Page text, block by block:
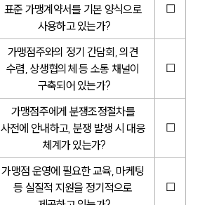
표준 가맹계약서를 기본 양식으로
사용하고 있는가?
☐
가맹점주와의 정기 간담회, 의견
수렴, 상생협의체 등 소통 채널이
구축되어 있는가?
☐
가맹점주에게 분쟁조정절차를
사전에 안내하고, 분쟁 발생 시 대응
체계가 있는가?
☐
가맹점 운영에 필요한 교육, 마케팅
등 실질적 지원을 정기적으로
☐